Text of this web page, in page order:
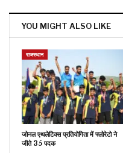
YOU MIGHT ALSO LIKE
राजस्थान
जोनल एथलेटिक्स प्रतियोगिता में फ्लोरेटो ने
जीते 35 पदक